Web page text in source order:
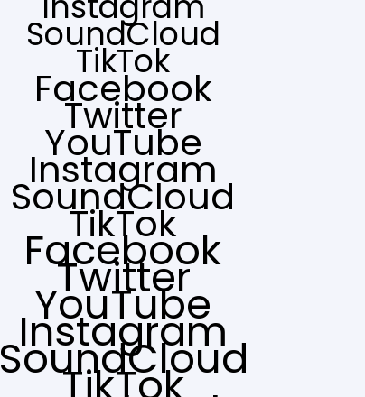
SoundCloud
TikTok
Facebook
Twitter
YouTube
Instagram
SoundCloud
TikTok
Facebook
Twitter
YouTube
Instagram
SoundCloud
TikTok